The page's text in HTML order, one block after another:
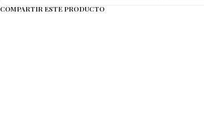
COMPARTIR ESTE PRODUCTO